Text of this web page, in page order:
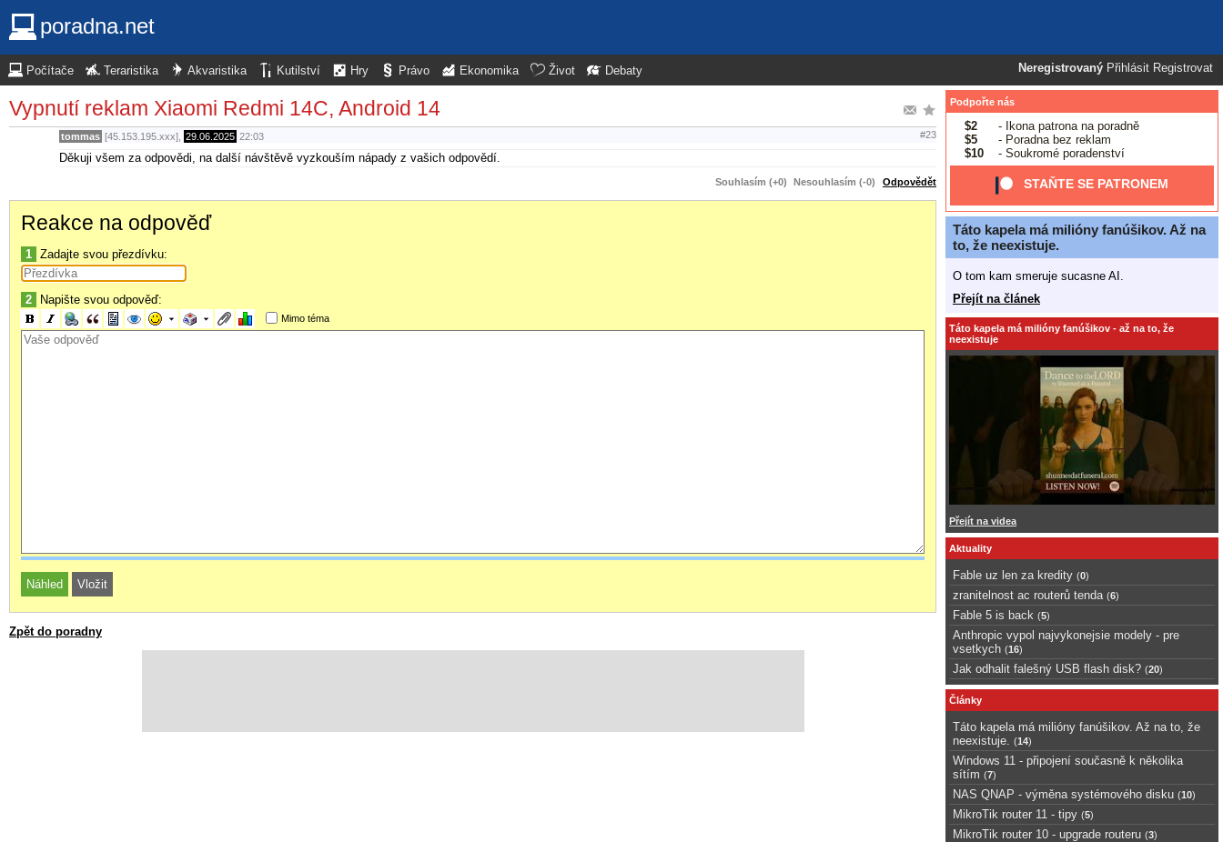
poradna.net
Neregistrovaný Přihlásit Registrovat
Počítače Teraristika Akvaristika Kutilství Hry Právo Ekonomika Život Debaty
Vypnutí reklam Xiaomi Redmi 14C, Android 14
tommas [45.153.195.xxx], 29.06.2025 22:03 #23
Děkuji všem za odpovědi, na další návštěvě vyzkouším nápady z vašich odpovědí.
Souhlasím (+0) Nesouhlasím (-0) Odpovědět
Reakce na odpověď
1 Zadajte svou přezdívku:
2 Napište svou odpověď:
Mimo téma
Zpět do poradny
Podpořte nás
$2
- Ikona patrona na poradně
$5
- Poradna bez reklam
$10
- Soukromé poradenství
STAŇTE SE PATRONEM
Táto kapela má milióny fanúšikov. Až na
to, že neexistuje.
O tom kam smeruje sucasne AI.
Přejít na článek
Táto kapela má milióny fanúšikov - až na to, že
neexistuje
Přejít na videa
Aktuality
Fable uz len za kredity (0)
zranitelnost ac routerů tenda (6)
Fable 5 is back (5)
Anthropic vypol najvykonejsie modely - pre
vsetkych (16)
Jak odhalit falešný USB flash disk? (20)
Články
Táto kapela má milióny fanúšikov. Až na to, že
neexistuje.
(14)
Windows 11 - připojení současně k několika
sítím (7)
NAS QNAP - výměna systémového disku (10)
MikroTik router 11 - tipy (5)
MikroTik router 10 - upgrade routeru (3)